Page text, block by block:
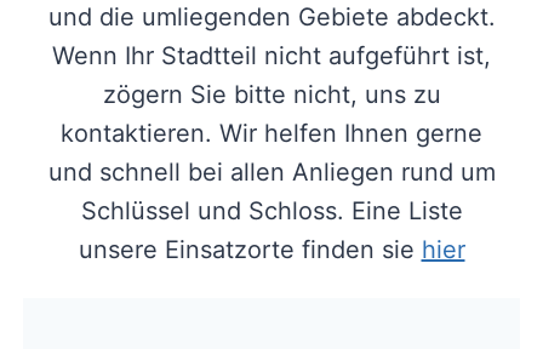
und die umliegenden Gebiete abdeckt.
Wenn Ihr Stadtteil nicht aufgeführt ist,
zögern Sie bitte nicht, uns zu
kontaktieren. Wir helfen Ihnen gerne
und schnell bei allen Anliegen rund um
Schlüssel und Schloss. Eine Liste
unsere Einsatzorte finden sie hier